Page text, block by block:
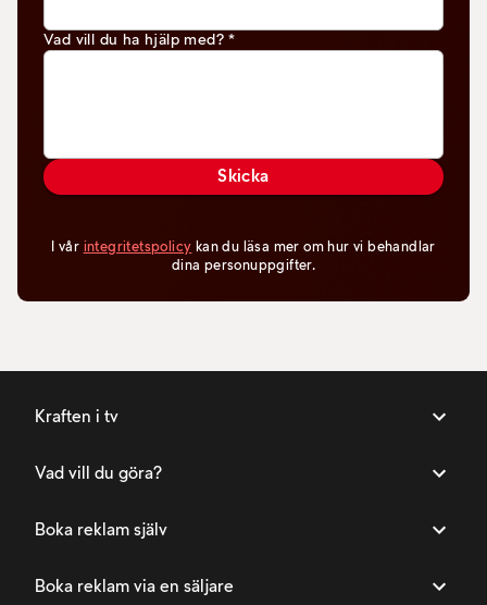
Vad vill du ha hjälp med? *
Skicka
I vår integritetspolicy kan du läsa mer om hur vi behandlar
dina personuppgifter.
Kraften i tv
Vad vill du göra?
Boka reklam själv
Boka reklam via en säljare